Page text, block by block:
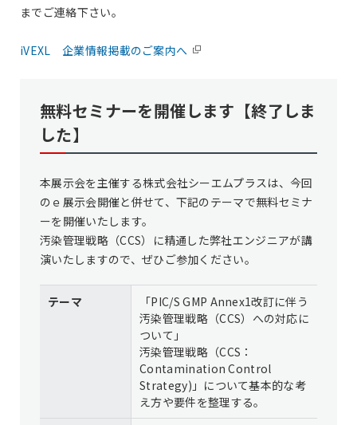
までご連絡下さい。 ​
iVEXL 企業情報掲載のご案内へ
無料セミナーを開催します 【終了しま
した】
本展示会を主催する株式会社シーエムプラスは、今回
のｅ展示会開催と併せて、下記のテーマで無料セミナ
ーを開催いたします。
汚染管理戦略（CCS）に精通した弊社エンジニアが講
演いたしますので、ぜひご参加ください。
テーマ
「PIC/S GMP Annex1改訂に伴う
汚染管理戦略（CCS）への対応に
ついて」
汚染管理戦略（CCS：
Contamination Control
Strategy)」について基本的な考
え方や要件を整理する。